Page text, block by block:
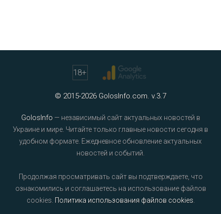
18+
© 2015-2026 GolosInfo.com. v.3.7
GolosInfo — независимый сайт актуальных новостей в
Украине и мире. Читайте только главные новости сегодня в
удобном формате. Ежедневное обновление актуальных
новостей и событий.
Продолжая просматривать сайт вы подтверждаете, что
ознакомились и соглашаетесь на использование файлов
cookies. Политика использования файлов cookies